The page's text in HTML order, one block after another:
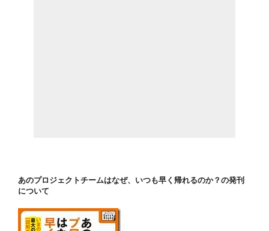
あのプロジェクトチームはなぜ、いつも早く帰れるのか？の発刊
について